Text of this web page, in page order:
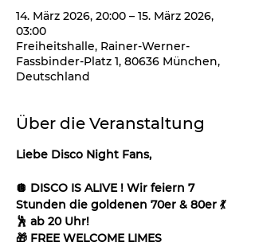
14. März 2026, 20:00 – 15. März 2026,
03:00
Freiheitshalle, Rainer-Werner-
Fassbinder-Platz 1, 80636 München,
Deutschland
Über die Veranstaltung
Liebe Disco Night Fans,
🪩 DISCO IS ALIVE ! Wir feiern 7
Stunden die goldenen 70er & 80er 💃
🕺 ab 20 Uhr!
🎁 FREE WELCOME LIMES